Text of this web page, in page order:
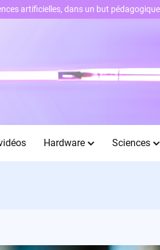
Hardware Sciences
artificielles, dans un but